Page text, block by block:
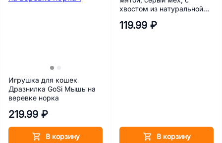
Игрушка для кошек
Дразнилка GoSi Мышь на
веревке норка
219.99 ₽
В корзину
хвостом из натуральной
119.99 ₽
В корзину